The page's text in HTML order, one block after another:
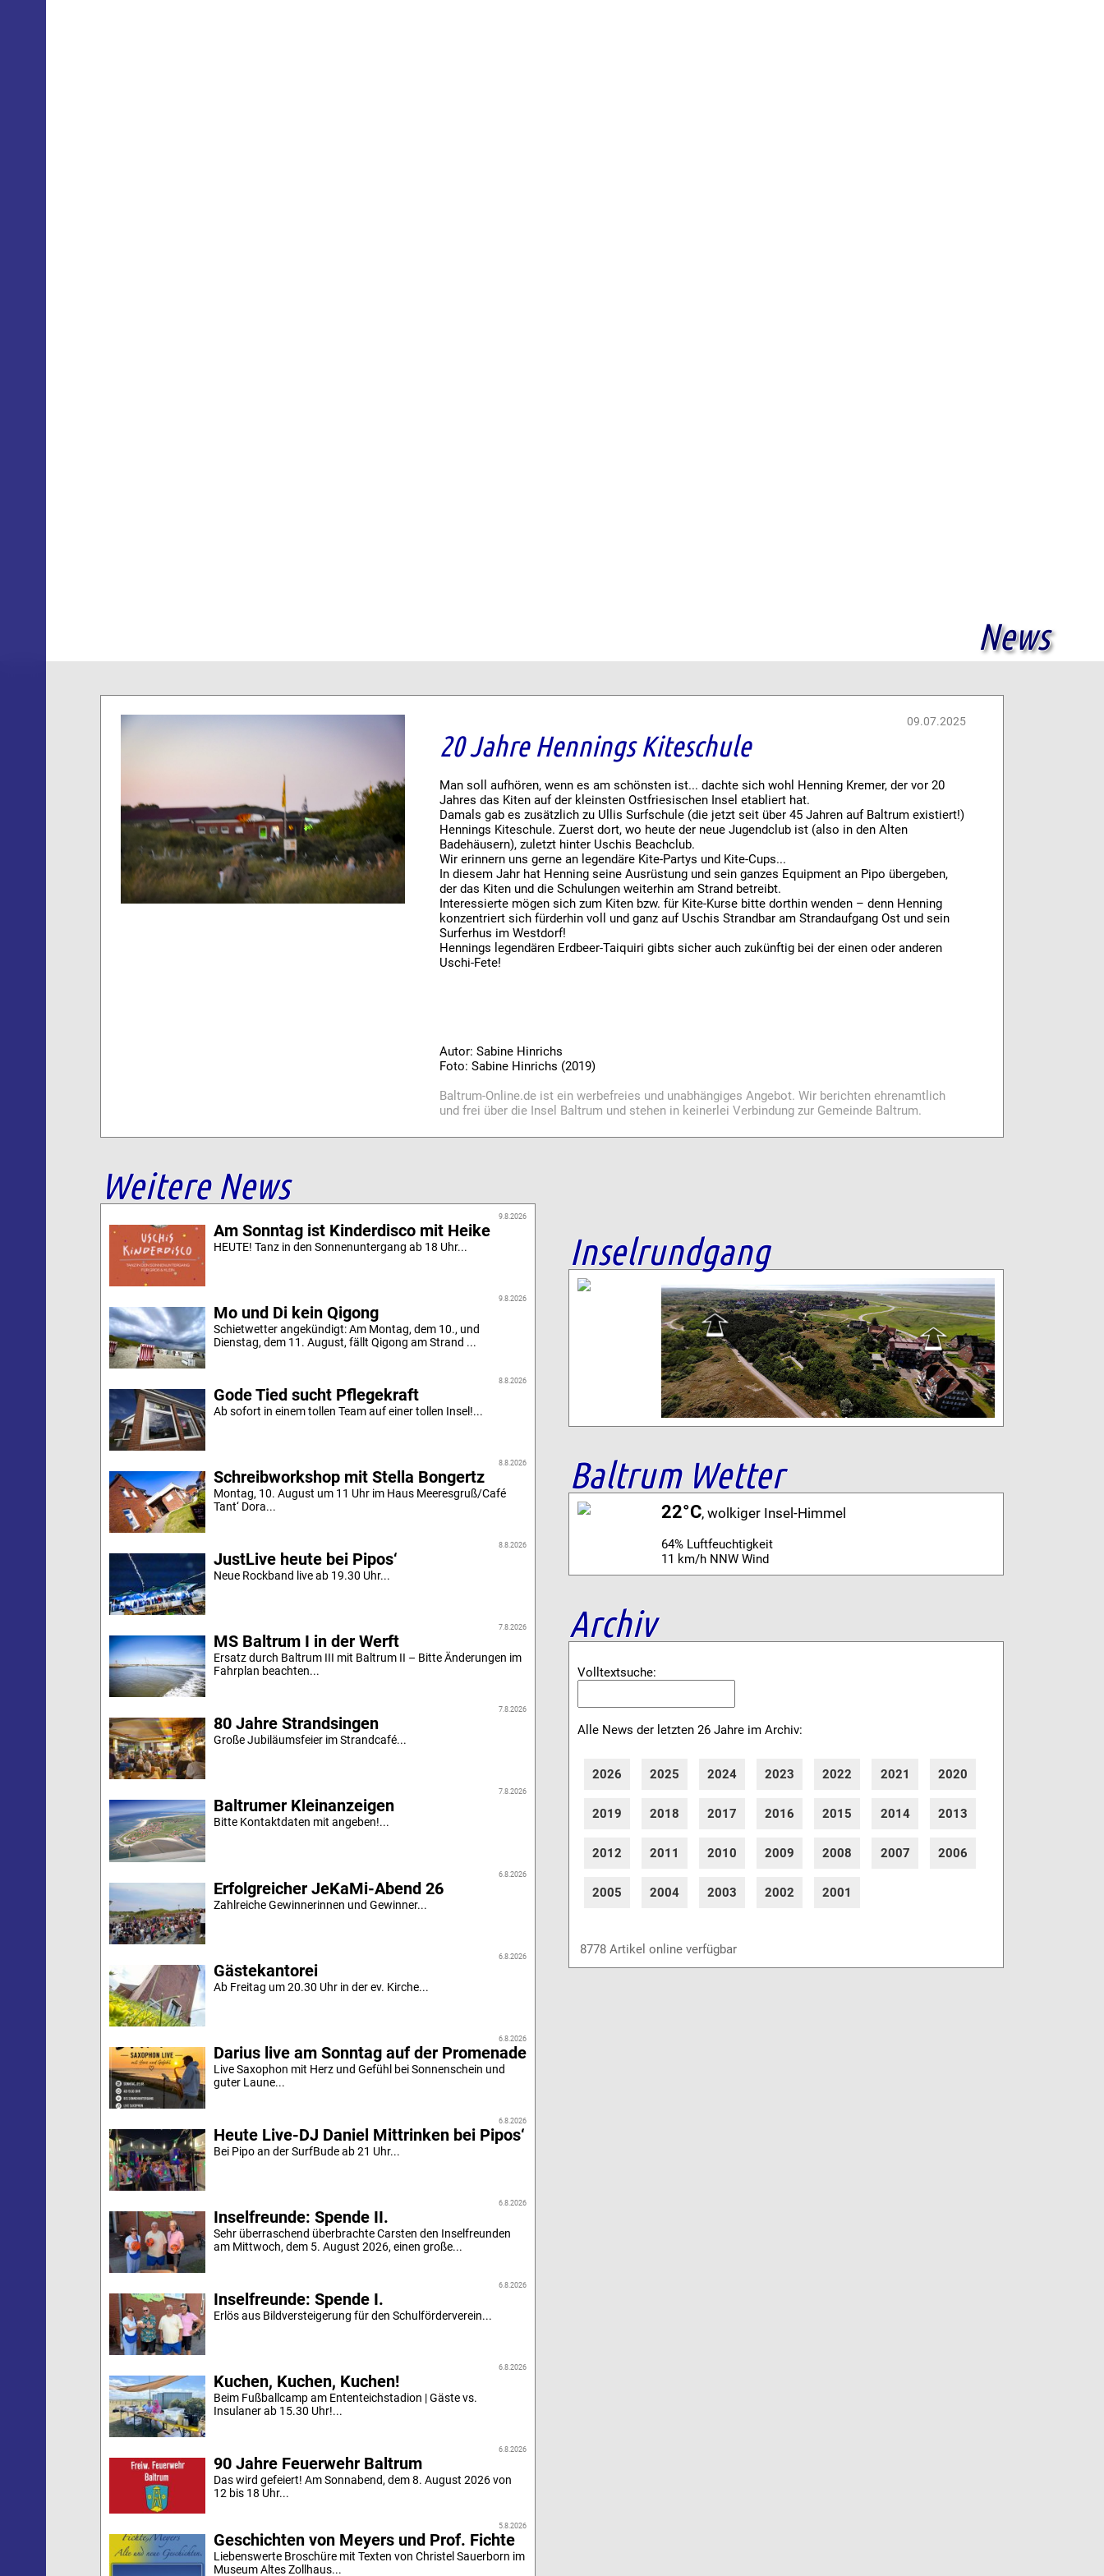
News
09.07.2025
20 Jahre Hennings Kiteschule
Man soll aufhören, wenn es am schönsten ist... dachte sich wohl Henning Kremer, der vor 20
Jahres das Kiten auf der kleinsten Ostfriesischen Insel etabliert hat.
Damals gab es zusätzlich zu Ullis Surfschule (die jetzt seit über 45 Jahren auf Baltrum existiert!)
Hennings Kiteschule. Zuerst dort, wo heute der neue Jugendclub ist (also in den Alten
Badehäusern), zuletzt hinter Uschis Beachclub.
Wir erinnern uns gerne an legendäre Kite-Partys und Kite-Cups...
In diesem Jahr hat Henning seine Ausrüstung und sein ganzes Equipment an Pipo übergeben,
der das Kiten und die Schulungen weiterhin am Strand betreibt.
Interessierte mögen sich zum Kiten bzw. für Kite-Kurse bitte dorthin wenden – denn Henning
konzentriert sich fürderhin voll und ganz auf Uschis Strandbar am Strandaufgang Ost und sein
Surferhus im Westdorf!
Hennings legendären Erdbeer-Taiquiri gibts sicher auch zukünftig bei der einen oder anderen
Uschi-Fete!
Autor: Sabine Hinrichs
Foto: Sabine Hinrichs (2019)
Baltrum-Online.de ist ein werbefreies und unabhängiges Angebot. Wir berichten ehrenamtlich
und frei über die Insel Baltrum und stehen in keinerlei Verbindung zur Gemeinde Baltrum.
Weitere News
9.8.2026
Am Sonntag ist Kinderdisco mit Heike
HEUTE! Tanz in den Sonnenuntergang ab 18 Uhr...
9.8.2026
Mo und Di kein Qigong
Schietwetter angekündigt: Am Montag, dem 10., und
Dienstag, dem 11. August, fällt Qigong am Strand ...
8.8.2026
Gode Tied sucht Pflegekraft
Ab sofort in einem tollen Team auf einer tollen Insel!...
8.8.2026
Schreibworkshop mit Stella Bongertz
Montag, 10. August um 11 Uhr im Haus Meeresgruß/Café
Tant‘ Dora...
8.8.2026
JustLive heute bei Pipos‘
Neue Rockband live ab 19.30 Uhr...
7.8.2026
MS Baltrum I in der Werft
Ersatz durch Baltrum III mit Baltrum II – Bitte Änderungen im
Fahrplan beachten...
7.8.2026
80 Jahre Strandsingen
Große Jubiläumsfeier im Strandcafé...
7.8.2026
Baltrumer Kleinanzeigen
Bitte Kontaktdaten mit angeben!...
6.8.2026
Erfolgreicher JeKaMi-Abend 26
Zahlreiche Gewinnerinnen und Gewinner...
6.8.2026
Gästekantorei
Ab Freitag um 20.30 Uhr in der ev. Kirche...
6.8.2026
Darius live am Sonntag auf der Promenade
Live Saxophon mit Herz und Gefühl bei Sonnenschein und
guter Laune...
6.8.2026
Heute Live-DJ Daniel Mittrinken bei Pipos‘
Bei Pipo an der SurfBude ab 21 Uhr...
6.8.2026
Inselfreunde: Spende II.
Sehr überraschend überbrachte Carsten den Inselfreunden
am Mittwoch, dem 5. August 2026, einen große...
6.8.2026
Inselfreunde: Spende I.
Erlös aus Bildversteigerung für den Schulförderverein...
6.8.2026
Kuchen, Kuchen, Kuchen!
Beim Fußballcamp am Ententeichstadion | Gäste vs.
Insulaner ab 15.30 Uhr!...
6.8.2026
90 Jahre Feuerwehr Baltrum
Das wird gefeiert! Am Sonnabend, dem 8. August 2026 von
12 bis 18 Uhr...
5.8.2026
Geschichten von Meyers und Prof. Fichte
Liebenswerte Broschüre mit Texten von Christel Sauerborn im
Museum Altes Zollhaus...
Inselrundgang
Baltrum Wetter
22°C, wolkiger Insel-Himmel
64% Luftfeuchtigkeit
11 km/h NNW Wind
Archiv
Volltextsuche:
Alle News der letzten 26 Jahre im Archiv:
2026 2025 2024 2023 2022 2021 2020
2019 2018 2017 2016 2015 2014 2013
2012 2011 2010 2009 2008 2007 2006
2005 2004 2003 2002 2001
8778 Artikel online verfügbar